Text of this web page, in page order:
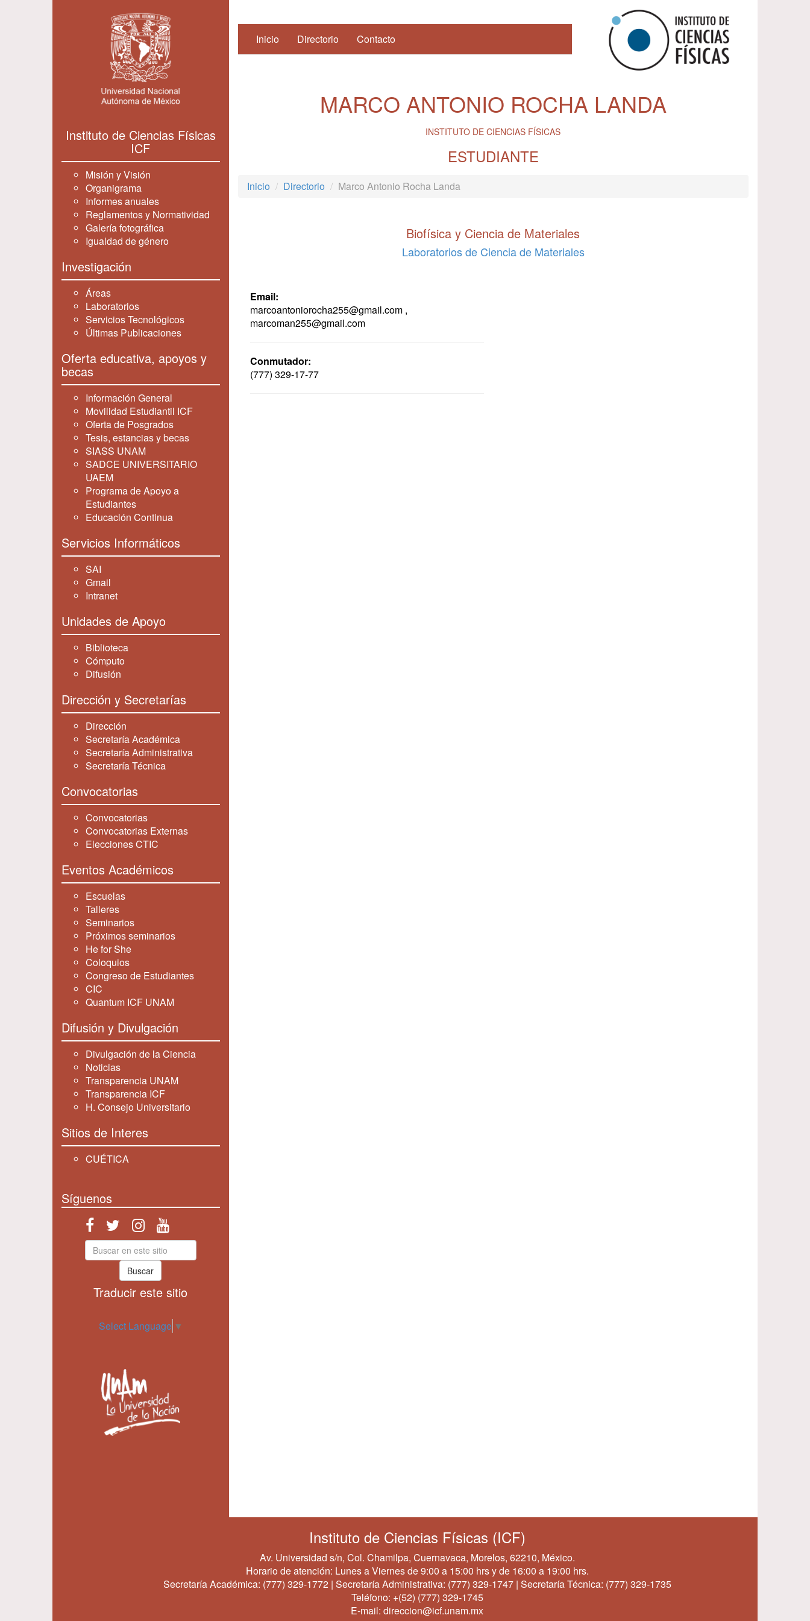
Instituto de Ciencias Físicas
ICF
Misión y Visión
Organigrama
Informes anuales
Reglamentos y Normatividad
Galería fotográfica
Igualdad de género
Investigación
Áreas
Laboratorios
Servicios Tecnológicos
Últimas Publicaciones
Oferta educativa, apoyos y
becas
Información General
Movilidad Estudiantil ICF
Oferta de Posgrados
Tesis, estancias y becas
SIASS UNAM
SADCE UNIVERSITARIO
UAEM
Programa de Apoyo a
Estudiantes
Educación Continua
Servicios Informáticos
SAI
Gmail
Intranet
Unidades de Apoyo
Biblioteca
Cómputo
Difusión
Dirección y Secretarías
Dirección
Secretaría Académica
Secretaría Administrativa
Secretaría Técnica
Convocatorias
Convocatorias
Convocatorias Externas
Elecciones CTIC
Eventos Académicos
Escuelas
Talleres
Seminarios
Próximos seminarios
He for She
Coloquios
Congreso de Estudiantes
CIC
Quantum ICF UNAM
Difusión y Divulgación
Divulgación de la Ciencia
Noticias
Transparencia UNAM
Transparencia ICF
H. Consejo Universitario
Sitios de Interes
CUÉTICA
Síguenos
Buscar
Traducir este sitio
Select Language ▼
Inicio(current)Directorio Contacto
MARCO ANTONIO ROCHA LANDA
INSTITUTO DE CIENCIAS FÍSICAS
ESTUDIANTE
Inicio Directorio Marco Antonio Rocha Landa
Biofísica y Ciencia de Materiales
Laboratorios de Ciencia de Materiales
Email:
marcoantoniorocha255@gmail.com ,
marcoman255@gmail.com
Conmutador:
(777) 329-17-77
Instituto de Ciencias Físicas (ICF)
Av. Universidad s/n, Col. Chamilpa, Cuernavaca, Morelos, 62210, México.
Horario de atención: Lunes a Viernes de 9:00 a 15:00 hrs y de 16:00 a 19:00 hrs.
Secretaría Académica: (777) 329-1772 | Secretaría Administrativa: (777) 329-1747| Secretaría Técnica: (777) 329-1735
Teléfono: +(52) (777) 329-1745
E-mail: direccion@icf.unam.mx